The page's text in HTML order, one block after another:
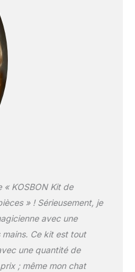
en papier, stylos
pointes de
sacs jetables,
embouts
ensembles de
sacs en
coupelles
coupelles ciong,
à crème, spatule
et coudée, pelle à
pinceau, 50
à muffins, 50
tableau
de qualité
de haute
: tous les kits de
répondent aux
« KOSBON Kit de
» ! Sérieusement, je
avec une
Ce kit est tout
une quantité de
; même mon chat